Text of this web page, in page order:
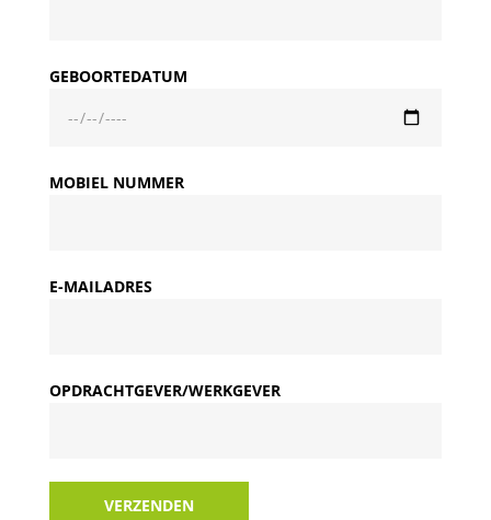
GEBOORTEDATUM
MOBIEL NUMMER
E-MAILADRES
OPDRACHTGEVER/WERKGEVER
VERZENDEN